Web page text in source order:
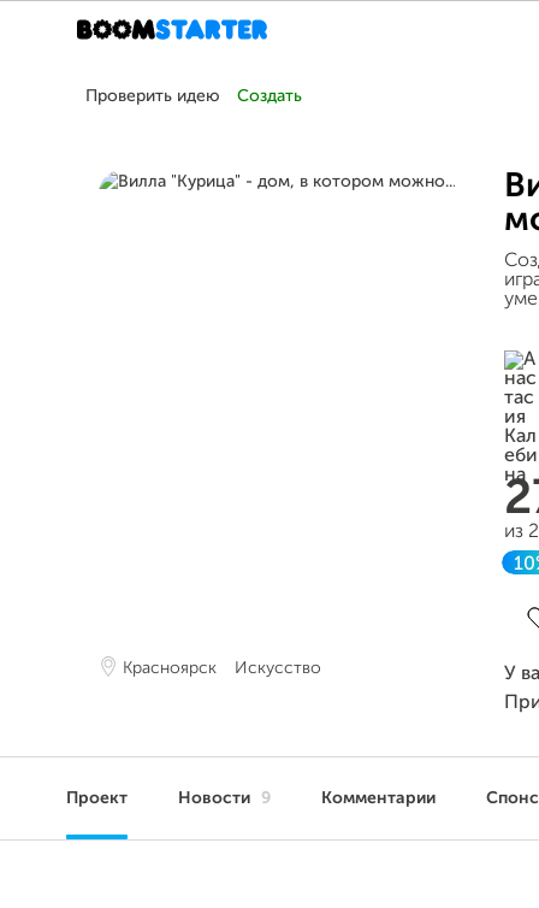
Проверить идею Создать
Красноярск Искусство
из
У
Проект Новости 9 Комментарии